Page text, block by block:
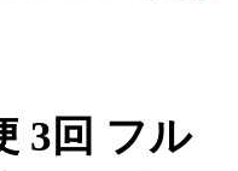
3回 フル